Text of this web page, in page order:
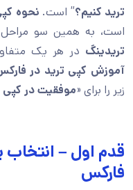
ترید کنیم؟” است. نحوه
است، به همین سو مراحل
تریدینگ در هر یک
آموزش کپی ترید در
زیر را برای «موفقیت در کپی
قدم اول – انتخاب
فارکس